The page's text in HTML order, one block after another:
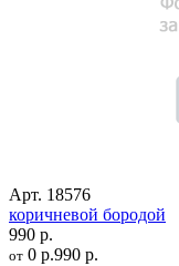
Арт. 18576
коричневой бородой
990 р.
от 0 р.990 р.